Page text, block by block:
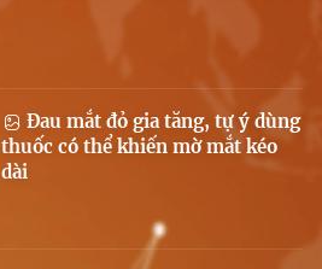
Đau mắt đỏ gia tăng, tự ý dùng
thuốc có thể khiến mờ mắt kéo
dài